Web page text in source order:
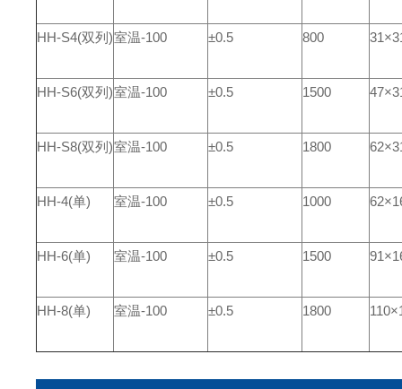
HH-S4(双列 )室温-100 ±0.5 800
HH-S6(双列 )室温-100 ±0.5 1500
HH-S8(双列 )室温-100 ±0.5 1800
HH-4(单) 室温-100 ±0.5 1000
HH-6(单) 室温-100 ±0.5 1500
HH-8(单) 室温-100 ±0.5 1800